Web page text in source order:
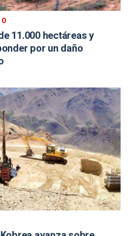
11.000 hectáreas y
por un daño